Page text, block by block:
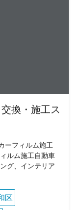
換・施工ス
ーフィルム施工
ルム施工自動車
グ、インテリア
区